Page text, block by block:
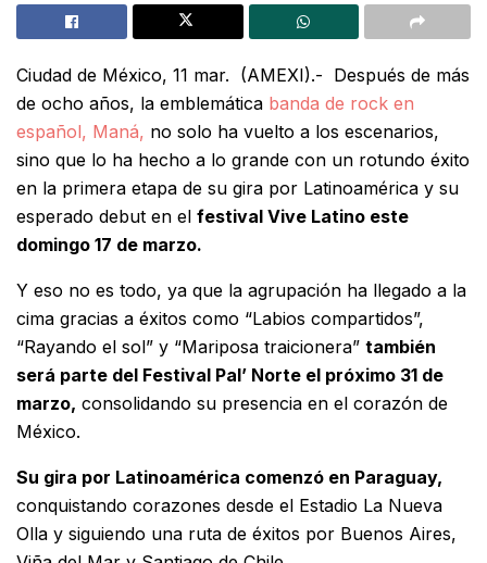
Ciudad de México, 11 mar. (AMEXI).- Después de más
de ocho años, la emblemática banda de rock en
español, Maná, no solo ha vuelto a los escenarios,
sino que lo ha hecho a lo grande con un rotundo éxito
en la primera etapa de su gira por Latinoamérica y su
esperado debut en el festival Vive Latino este
domingo 17 de marzo.
Y eso no es todo, ya que la agrupación ha llegado a la
cima gracias a éxitos como “Labios compartidos”,
“Rayando el sol” y “Mariposa traicionera” también
será parte del Festival Pal’ Norte el próximo 31 de
marzo, consolidando su presencia en el corazón de
México.
Su gira por Latinoamérica comenzó en Paraguay,
conquistando corazones desde el Estadio La Nueva
Olla y siguiendo una ruta de éxitos por Buenos Aires,